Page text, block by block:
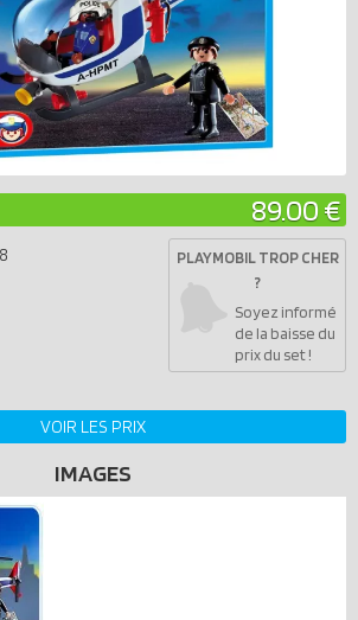
89.00 €
PLAYMOBIL TROP CHER
?
Soyez informé
de la baisse du
prix du set !
VOIR LES PRIX
IMAGES